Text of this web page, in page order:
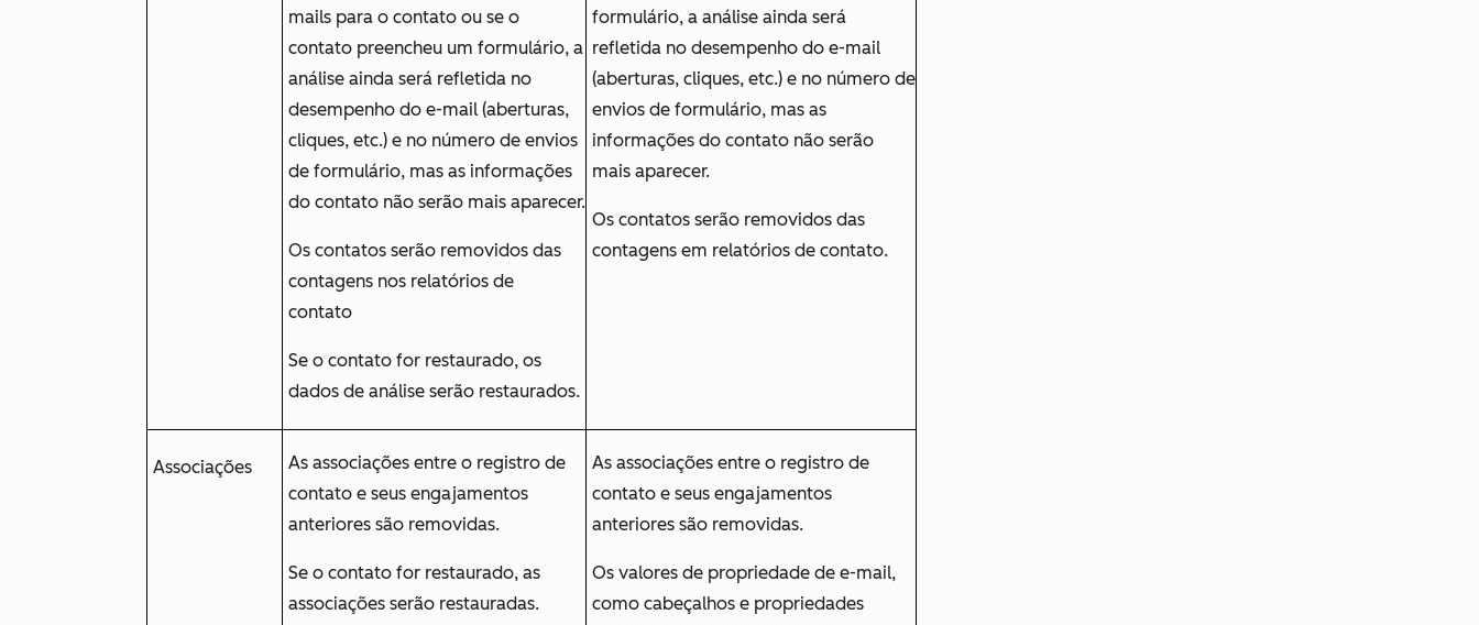
mails para o contato ou se o
contato preencheu um formulário, a
análise ainda será refletida no
desempenho do e-mail (aberturas,
cliques, etc.) e no número de envios
de formulário, mas as informações
do contato não serão mais aparecer.
Os contatos serão removidos das
contagens nos relatórios de
contato
Se o contato for restaurado, os
dados de análise serão restaurados.
formulário, a análise ainda será
refletida no desempenho do e-mail
(aberturas, cliques, etc.) e no número de
envios de formulário, mas as
informações do contato não serão
mais aparecer.
Os contatos serão removidos das
contagens em relatórios de contato.
Associações
As associações entre o registro de
contato e seus engajamentos
anteriores são removidas.
Se o contato for restaurado, as
associações serão restauradas.
As associações entre o registro de
contato e seus engajamentos
anteriores são removidas.
Os valores de propriedade de e-mail,
como cabeçalhos e propriedades